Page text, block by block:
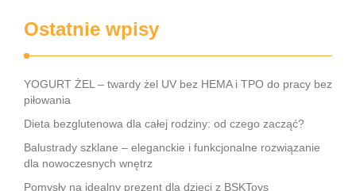
Ostatnie wpisy
YOGURT ŻEL – twardy żel UV bez HEMA i TPO do pracy bez
piłowania
Dieta bezglutenowa dla całej rodziny: od czego zacząć?
Balustrady szklane – eleganckie i funkcjonalne rozwiązanie
dla nowoczesnych wnętrz
Pomysły na idealny prezent dla dzieci z BSKToys